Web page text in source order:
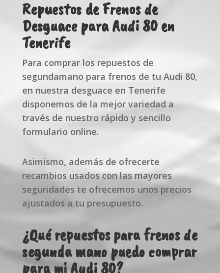
Repuestos de Frenos de
Desguace para Audi 80 en
Tenerife
Para comprar los repuestos de
segundamano para frenos de tu Audi 80,
en nuestra desguace en Tenerife
disponemos de la mejor variedad a
través de nuestro rápido y sencillo
formulario online.
Asimismo, además de ofrecerte
recambios usados con las mayores
seguridades te ofrecemos unos precios
ajustados a tu presupuesto.
¿Qué repuestos para frenos de
segunda mano puedo comprar
para mi Audi 80?